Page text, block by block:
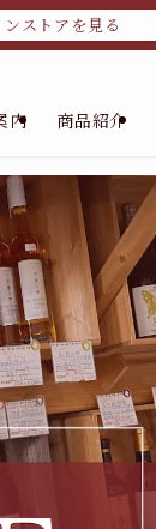
ストアを見る
内 商品紹介